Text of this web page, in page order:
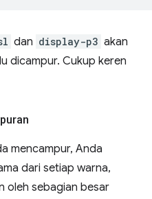
dan display-p3 akan
dicampur. Cukup keren
mencampur, Anda
dari setiap warna,
oleh sebagian besar